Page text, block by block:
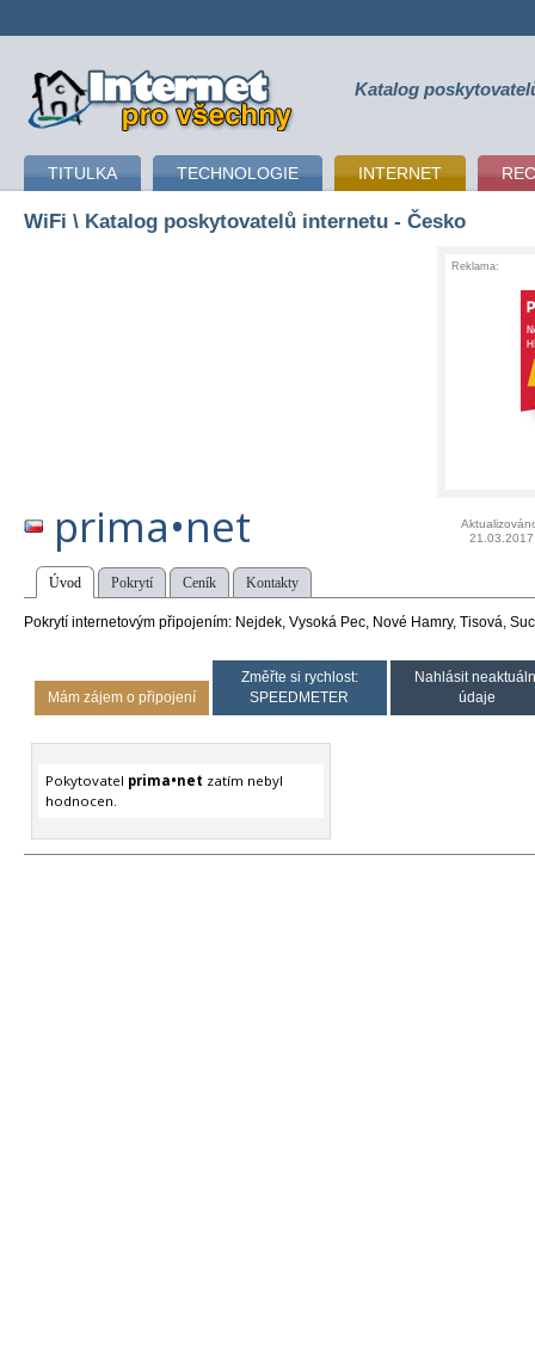
připojení k internetu Katalog
TITULKA TECHNOLOGIE INTERNET
WiFi \ Katalog poskytovatelů internetu - Česko
Reklama:
prima•net
21.03.2017
Úvod Pokrytí Ceník Kontakty
Pokrytí internetovým připojením: Nejdek, Vysoká Pec, Nové Hamry, Tisová,
Mám zájem o připojení
Změřte si rychlost:
SPEEDMETER
Nahlásit
údaje
Pokytovatel prima•net zatím nebyl
hodnocen.